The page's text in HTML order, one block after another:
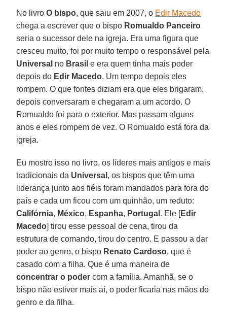
No livroO bispo, que saiu em 2007, o Edir Macedo
chega a escrever que o bispo Romualdo Panceiro
seria o sucessor dele na igreja. Era uma figura que
cresceu muito, foi por muito tempo o responsável pela
Universal no Brasil e era quem tinha mais poder
depois do Edir Macedo. Um tempo depois eles
rompem. O que fontes diziam era que eles brigaram,
depois conversaram e chegaram a um acordo. O
Romualdo foi para o exterior. Mas passam alguns
anos e eles rompem de vez. O Romualdo está fora da
igreja.
Eu mostro isso no livro, os líderes mais antigos e mais
tradicionais da Universal , os bispos que têm uma
liderança junto aos fiéis foram mandados para fora do
país e cada um ficou com um quinhão, um reduto:
Califórnia, México, Espanha, Portugal . Ele [Edir
Macedo] tirou esse pessoal de cena, tirou da
estrutura de comando, tirou do centro. E passou a dar
poder ao genro, o bispo Renato Cardoso, que é
casado com a filha. Que é uma maneira de
concentrar o poder com a família. Amanhã, se o
bispo não estiver mais aí, o poder ficaria nas mãos do
genro e da filha.